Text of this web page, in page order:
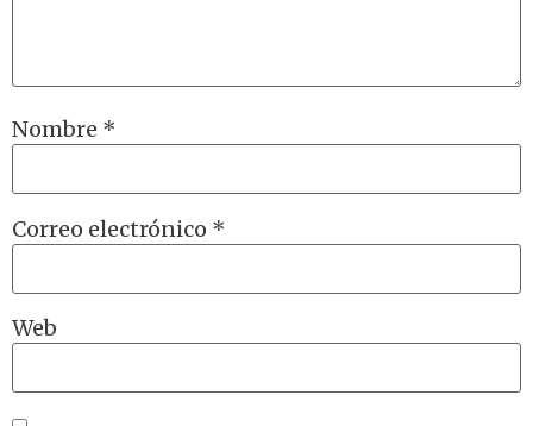
Nombre *
Correo electrónico *
Web